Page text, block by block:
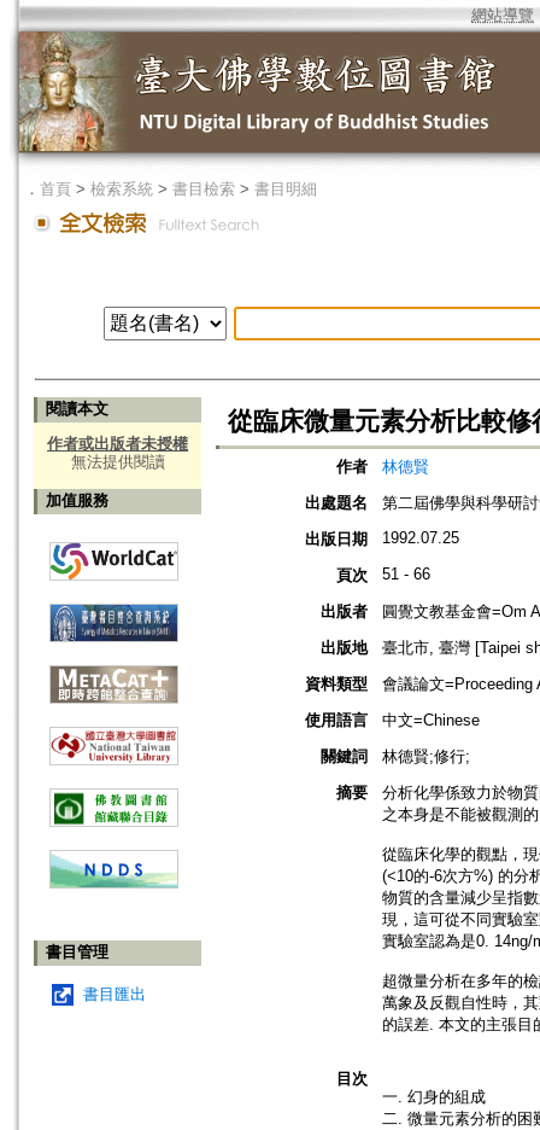
網站導覽
． 首頁 > 檢索系統 > 書目檢索 > 書目明細
閱讀本文
作者或出版者未授權
無法提供閱讀
加值服務
書目管理
書目匯出
從臨床微量元素分析比較修
作者
林德賢
出處題名
第二屆佛學與科學研
出版日期
1992.07.25
頁次 51 - 66
出版者
圓覺文教基金會=Om
出版地
臺北市, 臺灣 [Taipei
資料類型
會議論文=Proceeding
使用語言
中文=Chinese
關鍵詞
林德賢;修行;
摘要
分析化學係致力於物
之本身是不能被觀測
從臨床化學的觀點，
(<10的-6次方%) 的分
物質的含量減少呈指
現，這可從不同實驗
實驗室認為是0. 14ng/
超微量分析在多年的
萬象及反觀自性時，
的誤差. 本文的主張目
目次
一. 幻身的組成
二. 微量元素分析的困